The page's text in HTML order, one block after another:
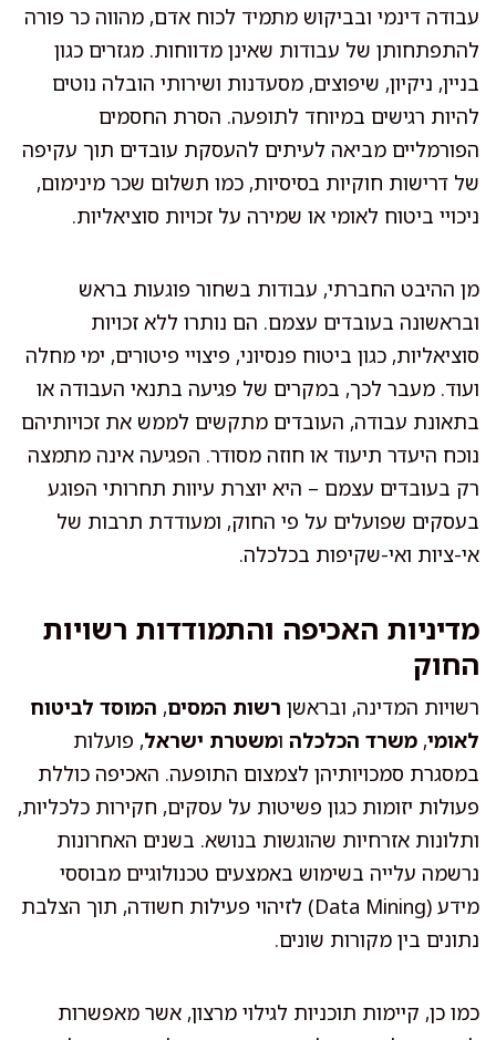
עבודה דינמי ובביקוש מתמיד לכוח אדם, מהווה כר פורה
להתפתחותן של עבודות שאינן מדווחות. מגזרים כגון
בניין, ניקיון, שיפוצים, מסעדנות ושירותי הובלה נוטים
להיות רגישים במיוחד לתופעה. הסרת החסמים
הפורמליים מביאה לעיתים להעסקת עובדים תוך עקיפה
של דרישות חוקיות בסיסיות, כמו תשלום שכר מינימום,
ניכויי ביטוח לאומי או שמירה על זכויות סוציאליות.
מן ההיבט החברתי, עבודות בשחור פוגעות בראש
ובראשונה בעובדים עצמם. הם נותרו ללא זכויות
סוציאליות, כגון ביטוח פנסיוני, פיצויי פיטורים, ימי מחלה
ועוד. מעבר לכך, במקרים של פגיעה בתנאי העבודה או
בתאונת עבודה, העובדים מתקשים לממש את זכויותיהם
נוכח היעדר תיעוד או חוזה מסודר. הפגיעה אינה מתמצה
רק בעובדים עצמם – היא יוצרת עיוות תחרותי הפוגע
בעסקים שפועלים על פי החוק, ומעודדת תרבות של
אי-ציות ואי-שקיפות בכלכלה.
מדיניות האכיפה והתמודדות רשויות
החוק
רשויות המדינה, ובראשן רשות המסים, המוסד לביטוח
לאומי, משרד הכלכלה ומשטרת ישראל, פועלות
במסגרת סמכויותיהן לצמצום התופעה. האכיפה כוללת
פעולות יזומות כגון פשיטות על עסקים, חקירות כלכליות,
ותלונות אזרחיות שהוגשות בנושא. בשנים האחרונות
נרשמה עלייה בשימוש באמצעים טכנולוגיים מבוססי
מידע (Data Mining) לזיהוי פעילות חשודה, תוך הצלבת
נתונים בין מקורות שונים.
כמו כן, קיימות תוכניות לגילוי מרצון, אשר מאפשרות